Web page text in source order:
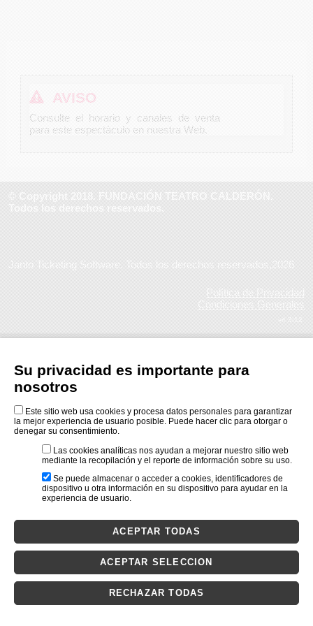
AVISO
Consulte el horario y canales de venta
para este espectáculo en nuestra Web.
© Copyright 2018. FUNDACIÓN TEATRO CALDERÓN.
Todos los derechos reservados.
Janto Ticketing Software. Todos los derechos reservados,2026
Política de Privacidad
Condiciones Generales
v4.3r12
Su privacidad es importante para
nosotros
Este sitio web usa cookies y procesa datos personales para garantizar
la mejor experiencia de usuario posible. Puede hacer clic para otorgar o
denegar su consentimiento.
Las cookies analíticas nos ayudan a mejorar nuestro sitio web
mediante la recopilación y el reporte de información sobre su uso.
Se puede almacenar o acceder a cookies, identificadores de
dispositivo u otra información en su dispositivo para ayudar en la
experiencia de usuario.
ACEPTAR TODAS
ACEPTAR SELECCION
RECHAZAR TODAS